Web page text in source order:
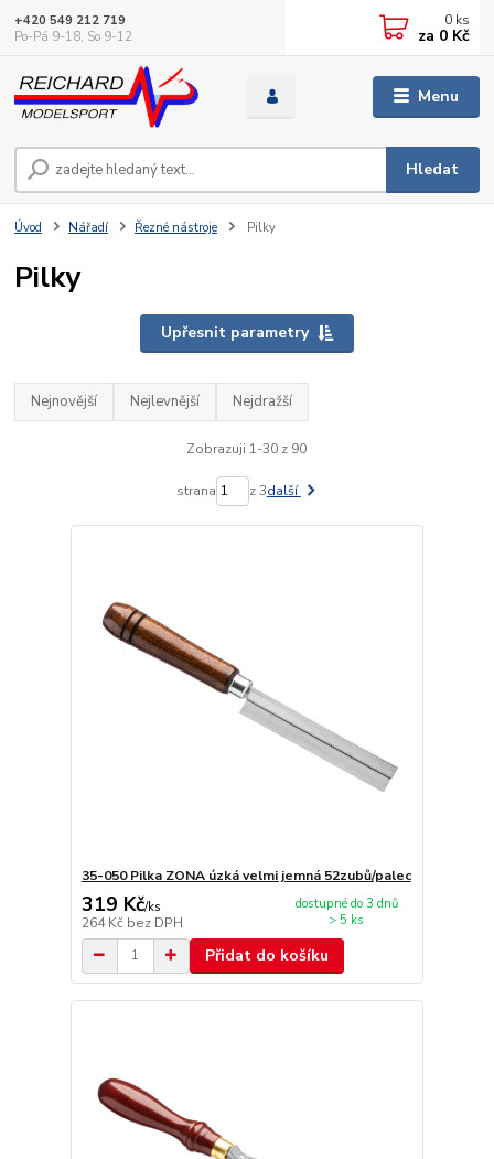
Menu
Hledat
+420 549 212 719
Po-Pá 9-18, So 9-12
0 ks
za 0 Kč
Úvod Nářadí Řezné nástroje Pilky
Pilky
Upřesnit parametry
Nejnovější Nejlevnější Nejdražší
Zobrazuji 1-30 z 90
strana z 3další
35-050 Pilka ZONA úzká velmi jemná 52zubů/palec
319 Kč/ks
264 Kč bez DPH
dostupné do 3 dnů
> 5 ks
Přidat do košíku